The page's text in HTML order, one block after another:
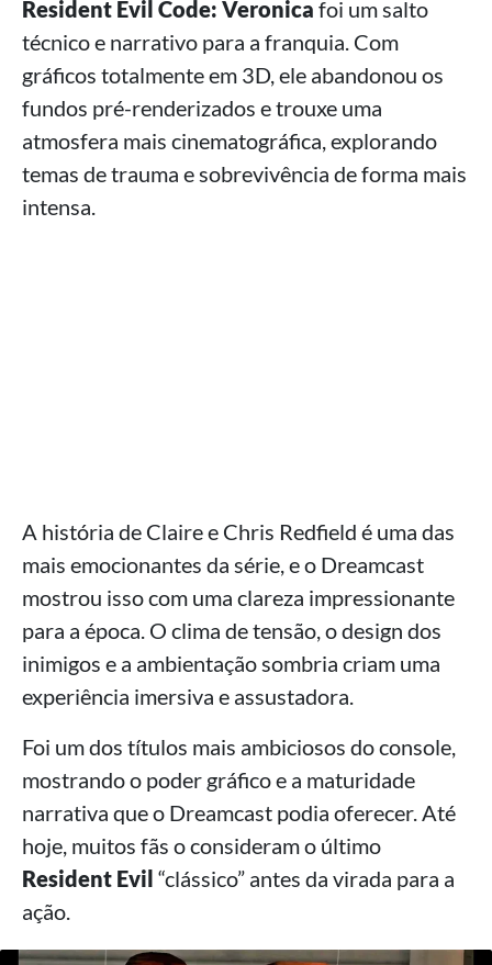
Resident Evil Code: Veronica foi um salto
técnico e narrativo para a franquia. Com
gráficos totalmente em 3D, ele abandonou os
fundos pré-renderizados e trouxe uma
atmosfera mais cinematográfica, explorando
temas de trauma e sobrevivência de forma mais
intensa.
A história de Claire e Chris Redfield é uma das
mais emocionantes da série, e o Dreamcast
mostrou isso com uma clareza impressionante
para a época. O clima de tensão, o design dos
inimigos e a ambientação sombria criam uma
experiência imersiva e assustadora.
Foi um dos títulos mais ambiciosos do console,
mostrando o poder gráfico e a maturidade
narrativa que o Dreamcast podia oferecer. Até
hoje, muitos fãs o consideram o último
Resident Evil “clássico” antes da virada para a
ação.